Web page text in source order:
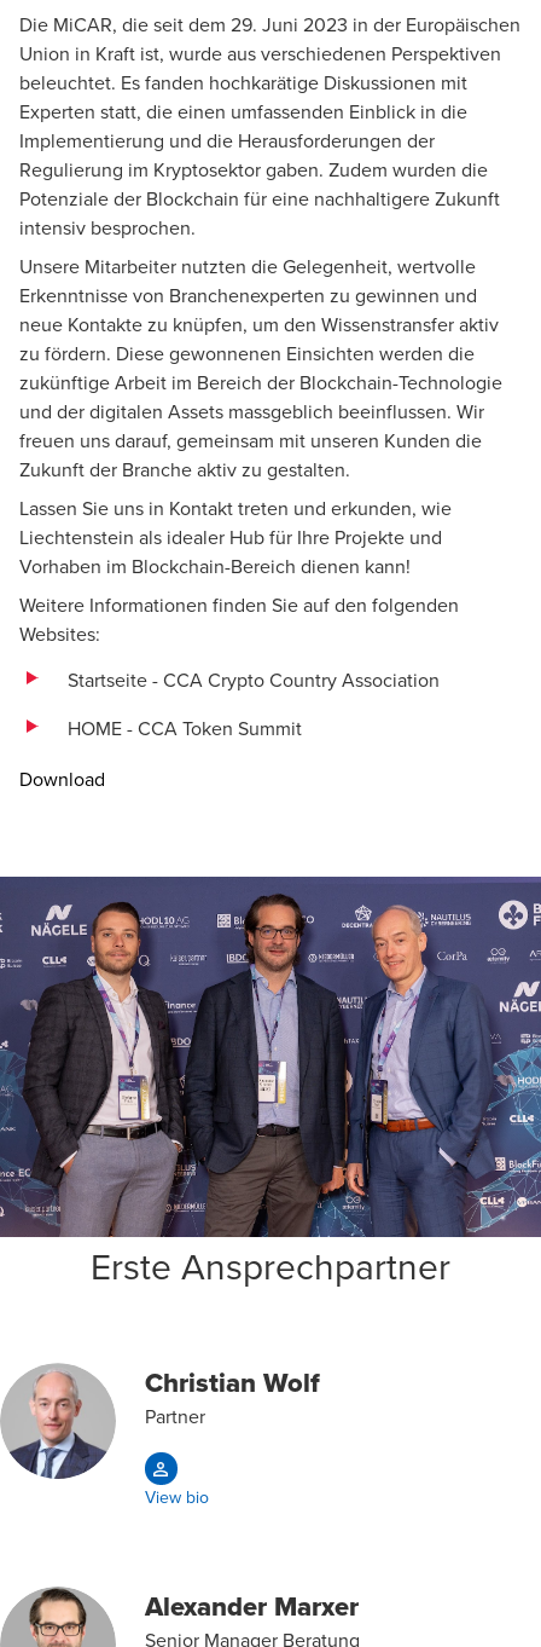
Die MiCAR, die seit dem 29. Juni 2023 in der Europäischen
Union in Kraft ist, wurde aus verschiedenen Perspektiven
beleuchtet. Es fanden hochkarätige Diskussionen mit
Experten statt, die einen umfassenden Einblick in die
Implementierung und die Herausforderungen der
Regulierung im Kryptosektor gaben. Zudem wurden die
Potenziale der Blockchain für eine nachhaltigere Zukunft
intensiv besprochen.
Unsere Mitarbeiter nutzten die Gelegenheit, wertvolle
Erkenntnisse von Branchenexperten zu gewinnen und
neue Kontakte zu knüpfen, um den Wissenstransfer aktiv
zu fördern. Diese gewonnenen Einsichten werden die
zukünftige Arbeit im Bereich der Blockchain-Technologie
und der digitalen Assets massgeblich beeinflussen. Wir
freuen uns darauf, gemeinsam mit unseren Kunden die
Zukunft der Branche aktiv zu gestalten.
Lassen Sie uns in Kontakt treten und erkunden, wie
Liechtenstein als idealer Hub für Ihre Projekte und
Vorhaben im Blockchain-Bereich dienen kann!
Weitere Informationen finden Sie auf den folgenden
Websites:
Startseite - CCA Crypto Country Association
HOME - CCA Token Summit
Download
Erste Ansprechpartner
Christian Wolf
Partner
View bio
Alexander Marxer
Senior Manager Beratung